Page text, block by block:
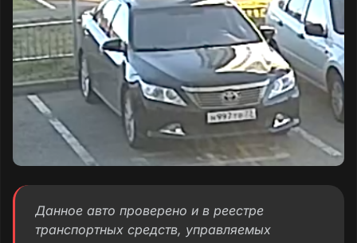
Данное авто проверено и в реестре
транспортных средств, управляемых